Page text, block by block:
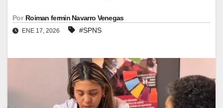
Por Roiman fermin Navarro Venegas
ENE 17, 2026 #SPNS